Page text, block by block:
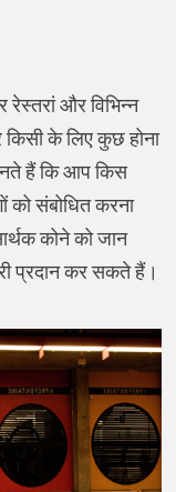
और विभिन्न
के लिए कुछ होना
हैं कि आप किस
को संबोधित करना
कोने को जान
प्रदान कर सकते हैं।